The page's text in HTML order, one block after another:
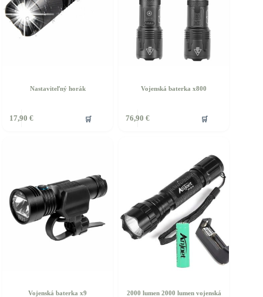
Nastaviteľný horák
17,90 € 🛒
Vojenská baterka x800
76,90 € 🛒
Vojenská baterka x9
2000 lumen 2000 lumen vojenská